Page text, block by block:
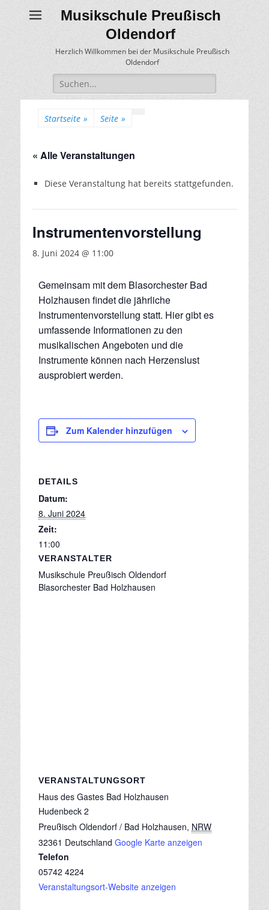
Musikschule Preußisch
Oldendorf
Herzlich Willkommen bei der Musikschule Preußisch
Oldendorf
Suche
für:
Startseite » Seite »
« Alle Veranstaltungen
Diese Veranstaltung hat bereits stattgefunden.
Instrumentenvorstellung
8. Juni 2024 @ 11:00
Gemeinsam mit dem Blasorchester Bad
Holzhausen findet die jährliche
Instrumentenvorstellung statt. Hier gibt es
umfassende Informationen zu den
musikalischen Angeboten und die
Instrumente können nach Herzenslust
ausprobiert werden.
Zum Kalender hinzufügen
DETAILS
Datum:
8. Juni 2024
Zeit:
11:00
VERANSTALTER
Musikschule Preußisch Oldendorf
Blasorchester Bad Holzhausen
VERANSTALTUNGSORT
Haus des Gastes Bad Holzhausen
Hudenbeck 2
Preußisch Oldendorf / Bad Holzhausen, NRW
32361 Deutschland Google Karte anzeigen
Telefon
05742 4224
Veranstaltungsort-Website anzeigen